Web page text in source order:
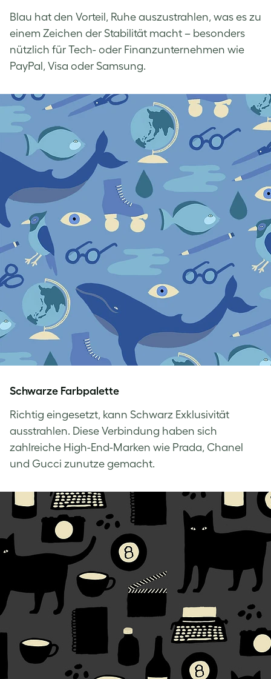
Blau hat den Vorteil, Ruhe auszustrahlen, was es zu
einem Zeichen der Stabilität macht – besonders
nützlich für Tech- oder Finanzunternehmen wie
PayPal, Visa oder Samsung.
Schwarze Farbpalette
Richtig eingesetzt, kann Schwarz Exklusivität
ausstrahlen. Diese Verbindung haben sich
zahlreiche High-End-Marken wie Prada, Chanel
und Gucci zunutze gemacht.